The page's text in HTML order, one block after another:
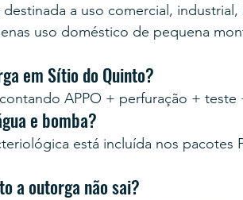
a uso comercial,
uso doméstico de pequena
em Sítio do Quinto?
APPO + perfuração +
e bomba?
está incluída nos pacotes
a outorga não sai?